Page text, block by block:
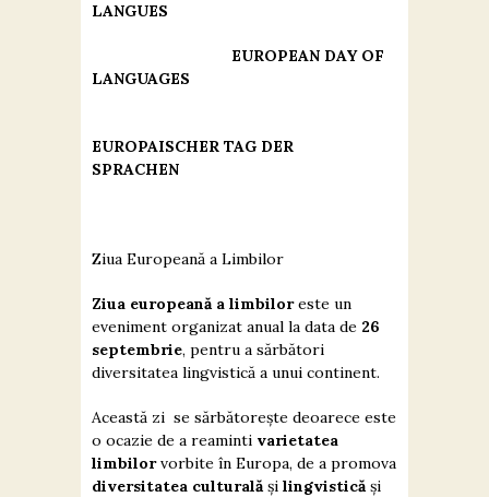
LANGUES
EUROPEAN DAY OF
LANGUAGES
EUROPAISCHER TAG DER
SPRACHEN
Ziua Europeană a Limbilor
Ziua europeană a limbiloreste un
eveniment organizat anual la data de 26
septembrie, pentru a sărbători
diversitatea lingvistică a unui continent.
Această zi se sărbătorește deoarece este
o ocazie de a reaminti varietatea
limbilorvorbite în Europa, de a promova
diversitatea culturalăși lingvisticăși